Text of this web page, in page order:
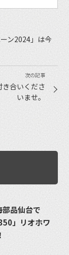
ン2024」は今
合いくださ
いませ。
品仙台で
」リオホワ